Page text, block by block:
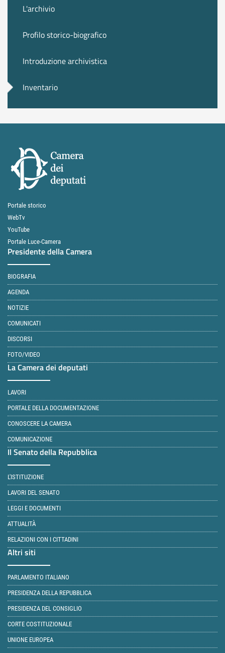
L'archivio
Profilo storico-biografico
Introduzione archivistica
Inventario
Portale storico
WebTv
YouTube
Portale Luce-Camera
Presidente della Camera
BIOGRAFIA
AGENDA
NOTIZIE
COMUNICATI
DISCORSI
FOTO/VIDEO
La Camera dei deputati
LAVORI
PORTALE DELLA DOCUMENTAZIONE
CONOSCERE LA CAMERA
COMUNICAZIONE
Il Senato della Repubblica
L'ISTITUZIONE
LAVORI DEL SENATO
LEGGI E DOCUMENTI
ATTUALITÀ
RELAZIONI CON I CITTADINI
Altri siti
PARLAMENTO ITALIANO
PRESIDENZA DELLA REPUBBLICA
PRESIDENZA DEL CONSIGLIO
CORTE COSTITUZIONALE
UNIONE EUROPEA